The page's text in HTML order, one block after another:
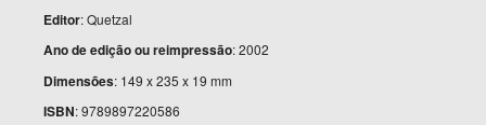
Editor: Quetzal
Ano de edição ou reimpressão: 2002
Dimensões: 149 x 235 x 19 mm
ISBN: 9789897220586